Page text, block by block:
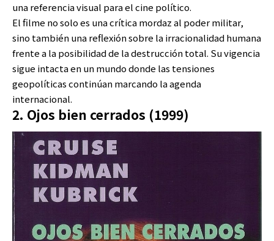
una referencia visual para el cine político.
El filme no solo es una crítica mordaz al poder militar,
sino también una reflexión sobre la irracionalidad humana
frente a la posibilidad de la destrucción total. Su vigencia
sigue intacta en un mundo donde las tensiones
geopolíticas continúan marcando la agenda
internacional.
2. Ojos bien cerrados (1999)